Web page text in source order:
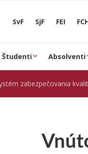
SvF SjF FEI
Študenti Absolventi
zabezpečovania